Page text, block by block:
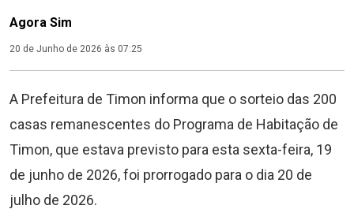
Agora Sim
20 de Junho de 2026 às 07:25
A Prefeitura de Timon informa que o sorteio das 200
casas remanescentes do Programa de Habitação de
Timon, que estava previsto para esta sexta-feira, 19
de junho de 2026, foi prorrogado para o dia 20 de
julho de 2026.